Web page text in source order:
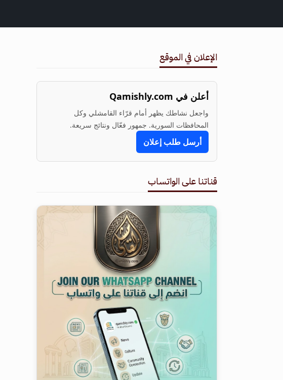
الإعلان في الموقع
أعلن في Qamishly.com
واجعل نشاطك يظهر أمام قرّاء القامشلي وكل
المحافظات السورية. جمهور فعّال ونتائج سريعة.
أرسل طلب إعلان
قناتنا على الواتساب